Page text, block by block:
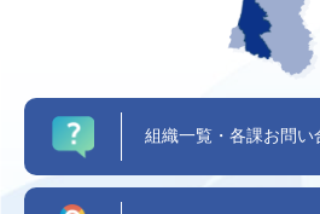
組織一覧・各課お問い